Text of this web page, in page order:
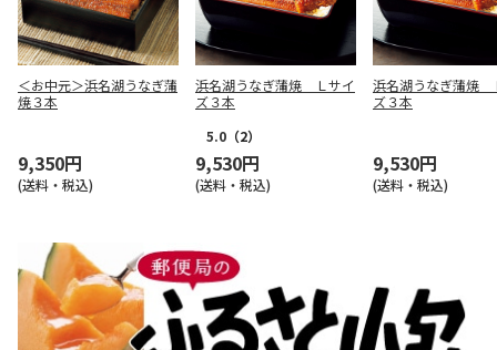
＜お中元＞浜名湖うなぎ蒲
焼３本
9,350円
(送料・税込)
浜名湖うなぎ蒲焼 Ｌサイ
ズ３本
5.0 （2）
9,530円
(送料・税込)
浜名湖うなぎ蒲焼
ズ３本
9,530円
(送料・税込)